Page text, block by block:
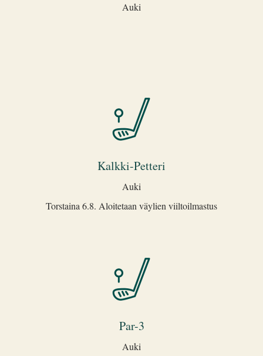
Auki
Kalkki-Petteri
Auki
Torstaina 6.8. Aloitetaan väylien viiltoilmastus
Par-3
Auki